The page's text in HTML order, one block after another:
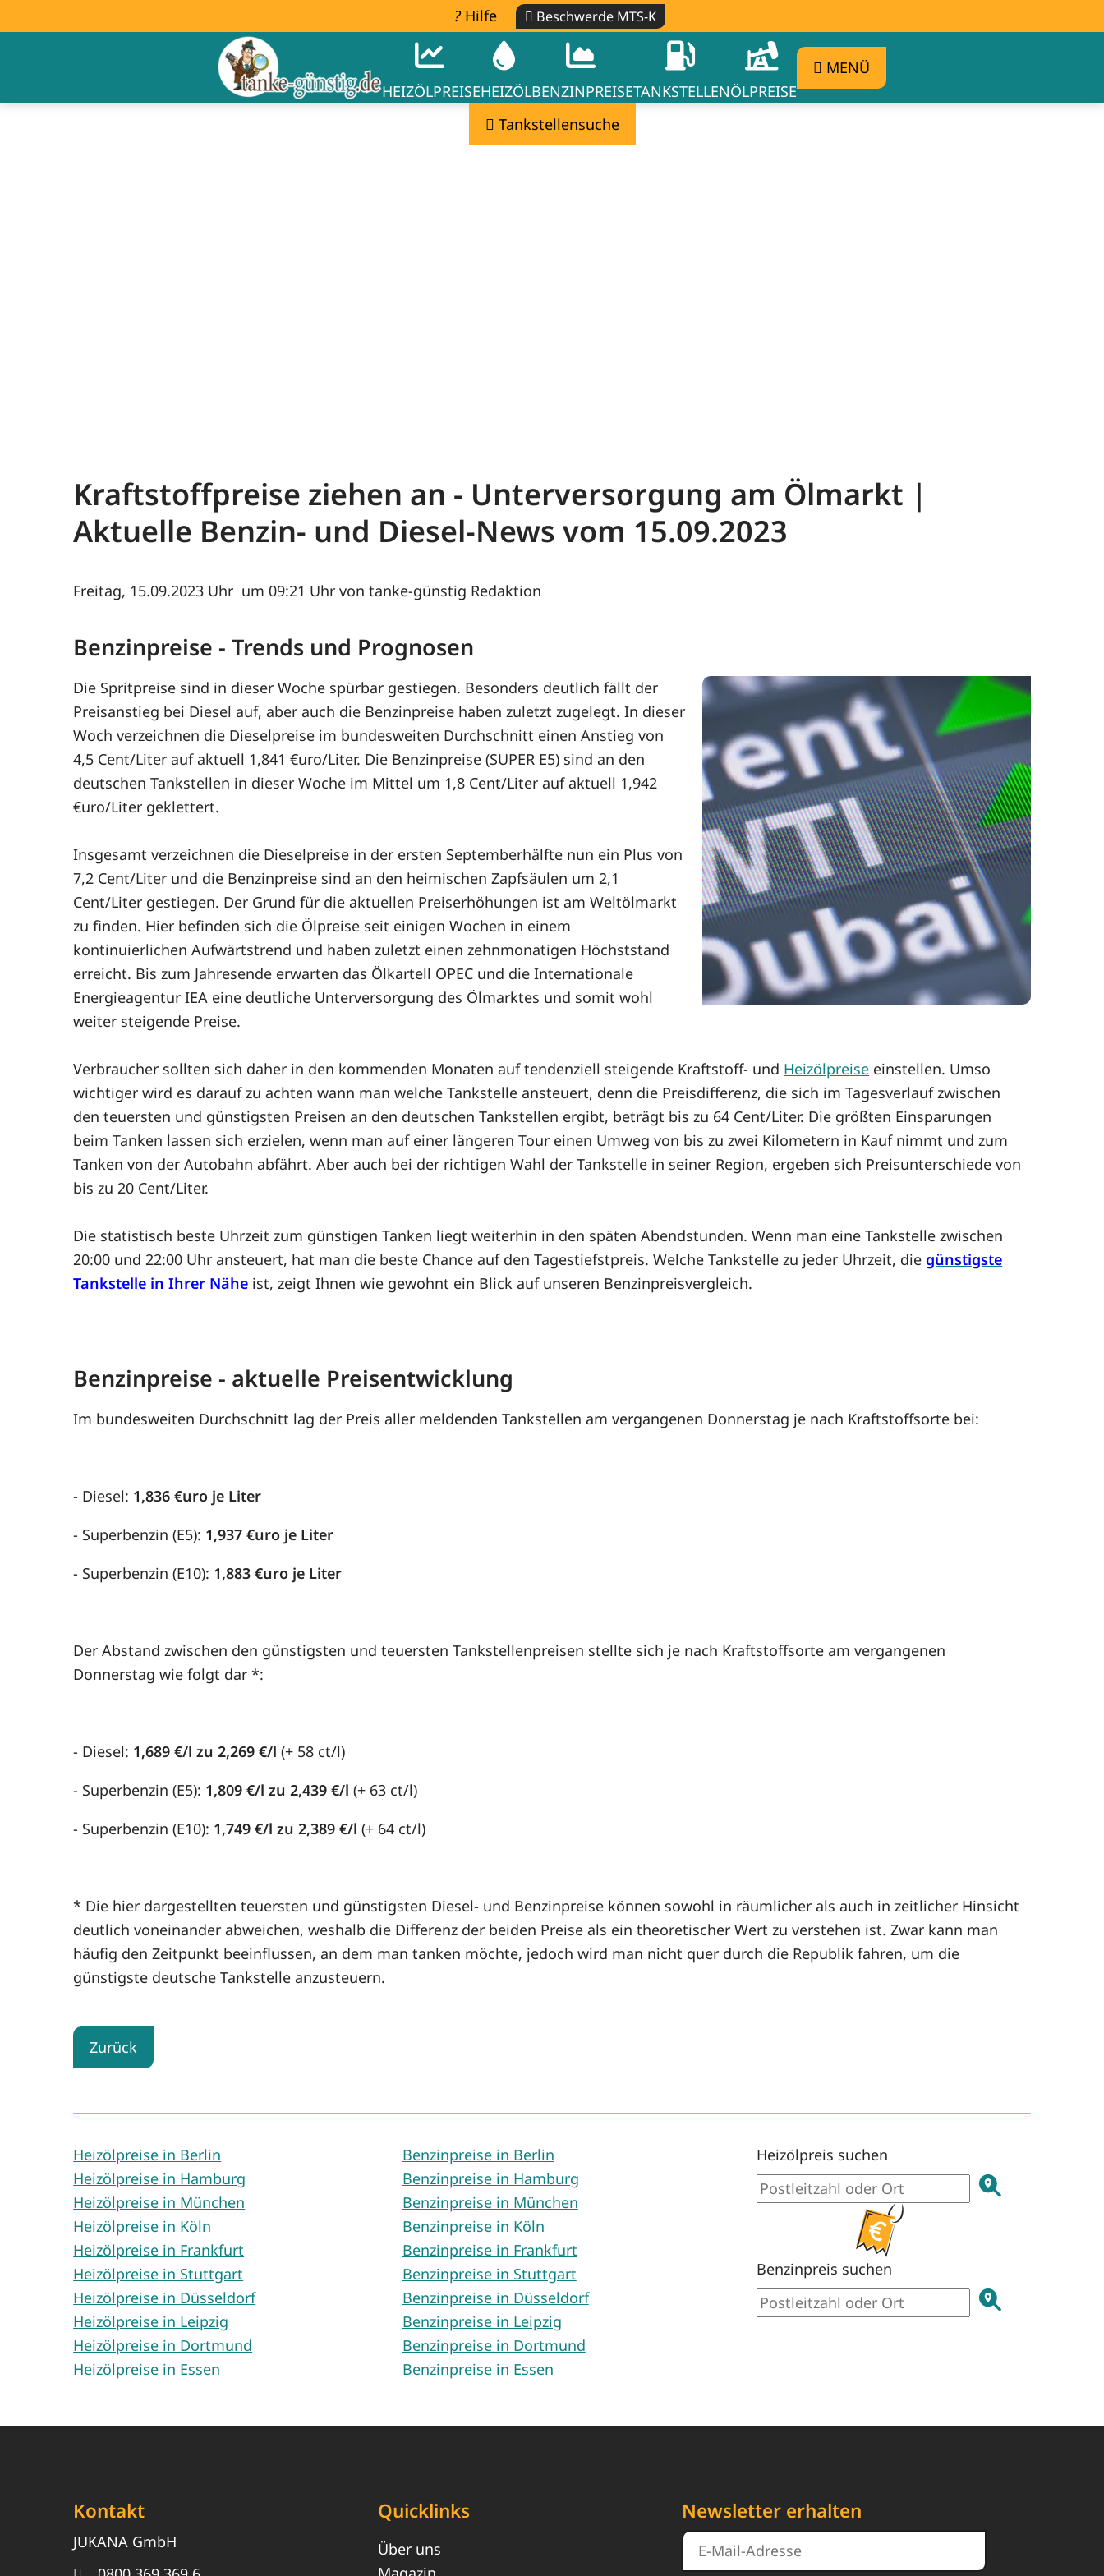
Hilfe Beschwerde MTS-K
HEIZÖLPREISEHEIZÖLBENZINPREISETANKSTELLENÖLPREISE
MENÜ
Tankstellensuche
Kraftstoffpreise ziehen an - Unterversorgung am Ölmarkt |
Aktuelle Benzin- und Diesel-News vom 15.09.2023
Freitag, 15.09.2023 um 09:21 Uhr von tanke-günstig Redaktion
Benzinpreise - Trends und Prognosen
Die Spritpreise sind in dieser Woche spürbar gestiegen. Besonders deutlich fällt der
Preisanstieg bei Diesel auf, aber auch die Benzinpreise haben zuletzt zugelegt. In dieser
Woch verzeichnen die Dieselpreise im bundesweiten Durchschnitt einen Anstieg von
4,5 Cent/Liter auf aktuell 1,841 €uro/Liter. Die Benzinpreise (SUPER E5) sind an den
deutschen Tankstellen in dieser Woche im Mittel um 1,8 Cent/Liter auf aktuell 1,942
€uro/Liter geklettert.
Insgesamt verzeichnen die Dieselpreise in der ersten Septemberhälfte nun ein Plus von
7,2 Cent/Liter und die Benzinpreise sind an den heimischen Zapfsäulen um 2,1
Cent/Liter gestiegen. Der Grund für die aktuellen Preiserhöhungen ist am Weltölmarkt
zu finden. Hier befinden sich die Ölpreise seit einigen Wochen in einem
kontinuierlichen Aufwärtstrend und haben zuletzt einen zehnmonatigen Höchststand
erreicht. Bis zum Jahresende erwarten das Ölkartell OPEC und die Internationale
Energieagentur IEA eine deutliche Unterversorgung des Ölmarktes und somit wohl
weiter steigende Preise.
Verbraucher sollten sich daher in den kommenden Monaten auf tendenziell steigende Kraftstoff- und Heizölpreise einstellen. Umso
wichtiger wird es darauf zu achten wann man welche Tankstelle ansteuert, denn die Preisdifferenz, die sich im Tagesverlauf zwischen
den teuersten und günstigsten Preisen an den deutschen Tankstellen ergibt, beträgt bis zu 64 Cent/Liter. Die größten Einsparungen
beim Tanken lassen sich erzielen, wenn man auf einer längeren Tour einen Umweg von bis zu zwei Kilometern in Kauf nimmt und zum
Tanken von der Autobahn abfährt. Aber auch bei der richtigen Wahl der Tankstelle in seiner Region, ergeben sich Preisunterschiede von
bis zu 20 Cent/Liter.
Die statistisch beste Uhrzeit zum günstigen Tanken liegt weiterhin in den späten Abendstunden. Wenn man eine Tankstelle zwischen
20:00 und 22:00 Uhr ansteuert, hat man die beste Chance auf den Tagestiefstpreis. Welche Tankstelle zu jeder Uhrzeit, diegünstigste
Tankstelle in Ihrer Nähe ist, zeigt Ihnen wie gewohnt ein Blick auf unseren Benzinpreisvergleich.
Benzinpreise - aktuelle Preisentwicklung
Im bundesweiten Durchschnitt lag der Preis aller meldenden Tankstellen am vergangenen Donnerstag je nach Kraftstoffsorte bei:
- Diesel: 1,836 €uro je Liter
- Superbenzin (E5): 1,937 €uro je Liter
- Superbenzin (E10): 1,883 €uro je Liter
Der Abstand zwischen den günstigsten und teuersten Tankstellenpreisen stellte sich je nach Kraftstoffsorte am vergangenen
Donnerstag wie folgt dar *:
- Diesel: 1,689 €/l zu 2,269 €/l(+ 58 ct/l)
- Superbenzin (E5): 1,809 €/l zu 2,439 €/l(+ 63 ct/l)
- Superbenzin (E10): 1,749 €/l zu 2,389 €/l(+ 64 ct/l)
* Die hier dargestellten teuersten und günstigsten Diesel- und Benzinpreise können sowohl in räumlicher als auch in zeitlicher Hinsicht
deutlich voneinander abweichen, weshalb die Differenz der beiden Preise als ein theoretischer Wert zu verstehen ist. Zwar kann man
häufig den Zeitpunkt beeinflussen, an dem man tanken möchte, jedoch wird man nicht quer durch die Republik fahren, um die
günstigste deutsche Tankstelle anzusteuern.
Zurück
Heizölpreise in Berlin
Heizölpreise in Hamburg
Heizölpreise in München
Heizölpreise in Köln
Heizölpreise in Frankfurt
Heizölpreise in Stuttgart
Heizölpreise in Düsseldorf
Heizölpreise in Leipzig
Heizölpreise in Dortmund
Heizölpreise in Essen
Benzinpreise in Berlin
Benzinpreise in Hamburg
Benzinpreise in München
Benzinpreise in Köln
Benzinpreise in Frankfurt
Benzinpreise in Stuttgart
Benzinpreise in Düsseldorf
Benzinpreise in Leipzig
Benzinpreise in Dortmund
Benzinpreise in Essen
Heizölpreis suchen
Benzinpreis suchen
Kontakt
JUKANA GmbH
Quicklinks
Über uns
Newsletter erhalten